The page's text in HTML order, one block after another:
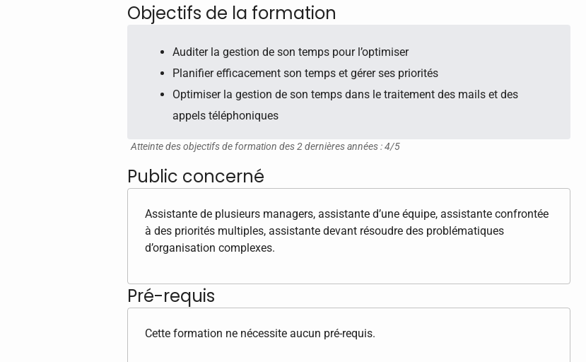
Objectifs de la formation
Auditer la gestion de son temps pour l’optimiser
Planifier efficacement son temps et gérer ses priorités
Optimiser la gestion de son temps dans le traitement des mails et des
appels téléphoniques
Atteinte des objectifs de formation des 2 dernières années : 4/5
Public concerné
Assistante de plusieurs managers, assistante d’une équipe, assistante confrontée
à des priorités multiples, assistante devant résoudre des problématiques
d’organisation complexes.
Pré-requis
Cette formation ne nécessite aucun pré-requis.